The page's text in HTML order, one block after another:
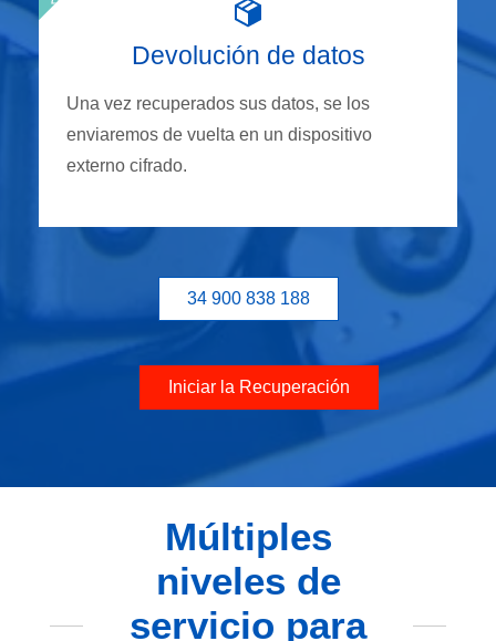
Devolución de datos
Una vez recuperados sus datos, se los
enviaremos de vuelta en un dispositivo
externo cifrado.
34 900 838 188
Iniciar la Recuperación
Múltiples
niveles de
servicio para